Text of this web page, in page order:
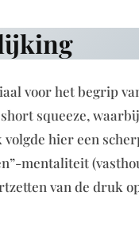
voor het begrip
short squeeze,
hier een
mentaliteit
van de druk